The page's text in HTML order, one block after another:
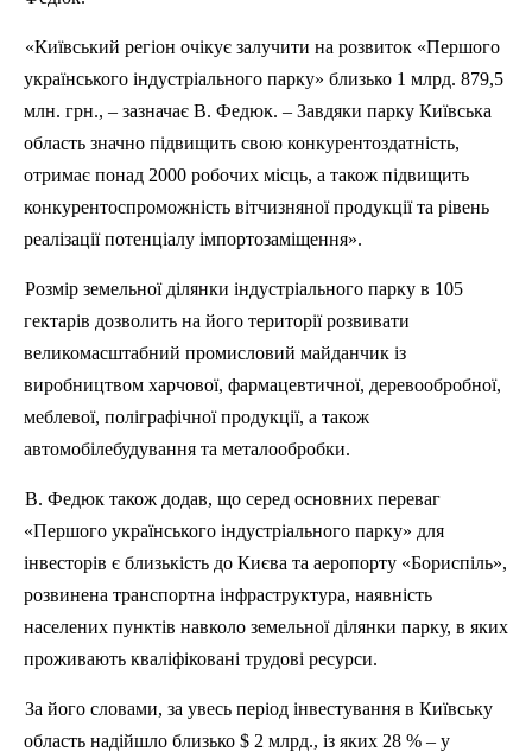
«Київський регіон очікує залучити на розвиток «Першого
українського індустріального парку» близько 1 млрд. 879,5
млн. грн., – зазначає В. Федюк. – Завдяки парку Київська
область значно підвищить свою конкурентоздатність,
отримає понад 2000 робочих місць, а також підвищить
конкурентоспроможність вітчизняної продукції та рівень
реалізації потенціалу імпортозаміщення».
Розмір земельної ділянки індустріального парку в 105
гектарів дозволить на його території розвивати
великомасштабний промисловий майданчик із
виробництвом харчової, фармацевтичної, деревообробної,
меблевої, поліграфічної продукції, а також
автомобілебудування та металообробки.
В. Федюк також додав, що серед основних переваг
«Першого українського індустріального парку» для
інвесторів є близькість до Києва та аеропорту «Бориспіль»,
розвинена транспортна інфраструктура, наявність
населених пунктів навколо земельної ділянки парку, в яких
проживають кваліфіковані трудові ресурси.
За його словами, за увесь період інвестування в Київську
область надійшло близько $ 2 млрд., із яких 28 % – у